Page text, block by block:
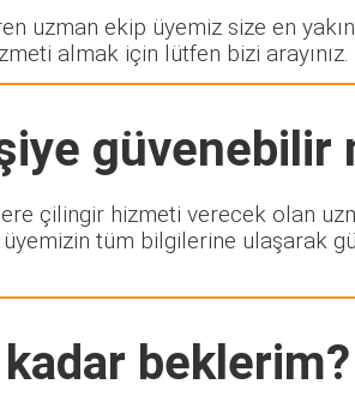
uzman ekip üyemiz size en
almak için lütfen bizi arayınız.
güvenebilir
çilingir hizmeti verecek olan
tüm bilgilerine ulaşarak
beklerim?